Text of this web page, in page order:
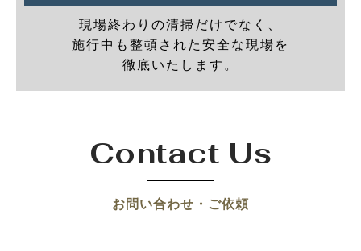
現場終わりの清掃だけでなく、
施行中も整頓された安全な現場を
徹底いたします。
Contact Us
お問い合わせ・ご依頼